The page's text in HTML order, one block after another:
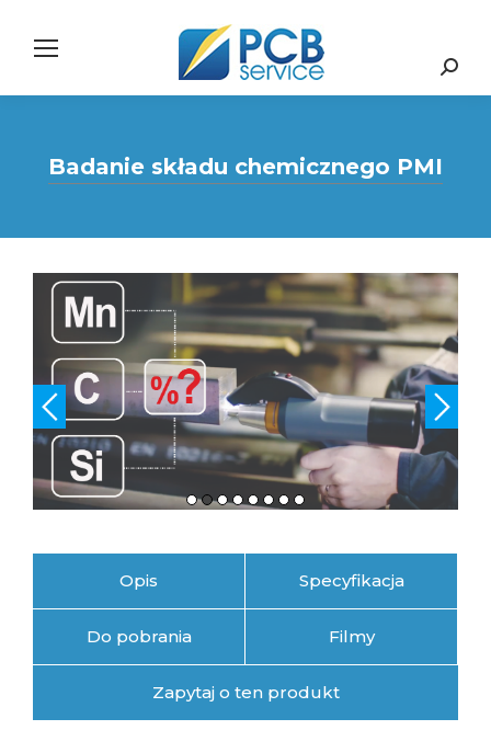
Search:
Badanie składu chemicznego PMI
Opis Specyfikacja
Do pobrania Filmy
Zapytaj o ten produkt
Badanie składu chemicznego PMI